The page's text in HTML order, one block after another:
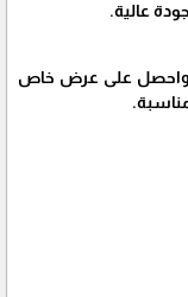
عالية.
واحصل على عرض خاص